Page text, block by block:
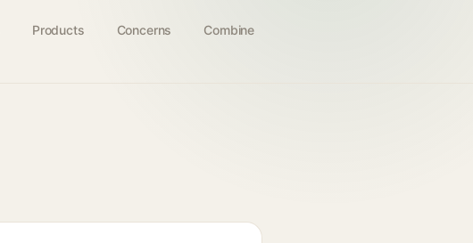
Products Concerns Combine